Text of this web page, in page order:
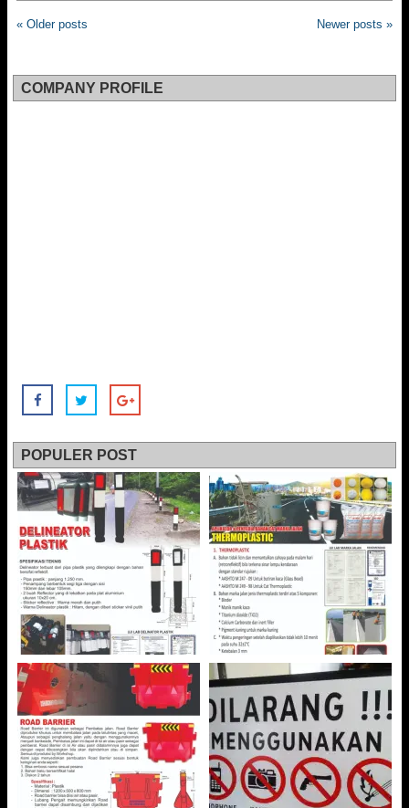
« Older posts Newer posts »
COMPANY PROFILE
POPULER POST